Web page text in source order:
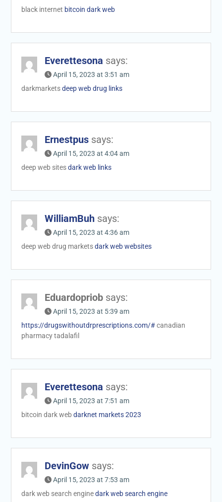
black internet bitcoin dark web
Everettesona says:
April 15, 2023 at 3:51 am
darkmarketsdeep web drug links
Ernestpus says:
April 15, 2023 at 4:04 am
deep web sitesdark web links
WilliamBuh says:
April 15, 2023 at 4:36 am
deep web drug marketsdark web websites
Eduardopriob says:
April 15, 2023 at 5:39 am
https://drugswithoutdrprescriptions.com/#canadian
pharmacy tadalafil
Everettesona says:
April 15, 2023 at 7:51 am
bitcoin dark web darknet markets 2023
DevinGow says:
April 15, 2023 at 7:53 am
dark web search enginedark web search engine